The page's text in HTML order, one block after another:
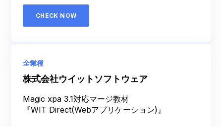
CHECK NOW
全業種
株式会社ウイットソフトウェア
Magic xpa 3.1対応マージ教材
『WIT Direct(Webアプリケーション)』